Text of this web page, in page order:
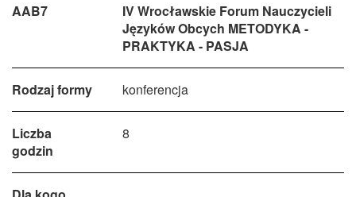
AAB7
IV Wrocławskie Forum Nauczycieli
Języków Obcych METODYKA -
PRAKTYKA - PASJA
Rodzaj formy konferencja
Liczba
godzin
8